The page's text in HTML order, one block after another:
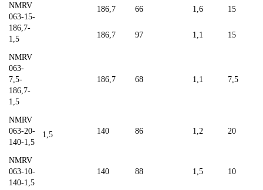
1,5
NMRV
063-15-
186,7-
1,5
186,7 66 1,6 15
186,7 97 1,1 15
NMRV
063-
7,5-
186,7-
1,5
186,7 68 1,1 7,5
NMRV
063-20-
140-1,5
140 86 1,2 20
NMRV
063-10-
140-1,5
140 88 1,5 10